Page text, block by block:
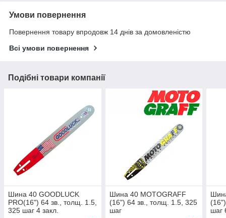
Умови повернення
Повернення товару впродовж 14 днів за домовленістю
Всі умови повернення
Подібні товари компанії
Шина 40 GOODLUCK
PRO(16") 64 зв., толщ. 1.5,
325 шаг 4 закл.
Шина 40 MOTOGRAFF
(16") 64 зв., толщ. 1.5, 325
шаг
шаг